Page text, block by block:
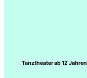
Tanztheater ab 12 Jahren